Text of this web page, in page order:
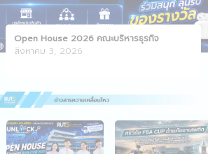
Open House 2026 คณะบริหารธุรกิจ
สิงหาคม 3, 2026